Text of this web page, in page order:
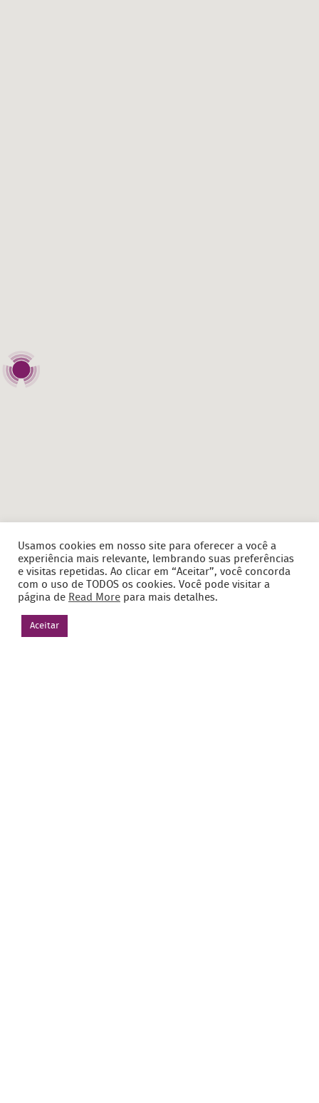
Usamos cookies em nosso site para oferecer a você a
experiência mais relevante, lembrando suas preferências
e visitas repetidas. Ao clicar em “Aceitar”, você concorda
com o uso de TODOS os cookies. Você pode visitar a
página de Read More para mais detalhes.
Aceitar